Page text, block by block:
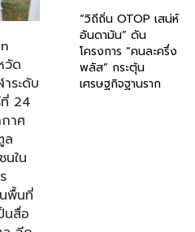
วัด
ระดับ
ที่ 24
าศ
ล
นใน
พื้นที่
นสื่อ
“วิถีถิ่น OTOP เสน่ห์
อันดามัน” ดัน
โครงการ “คนละครึ่ง
พลัส” กระตุ้น
เศรษฐกิจฐานราก